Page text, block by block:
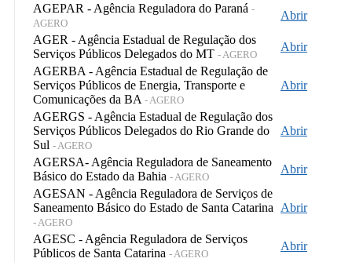
AGEPAR - Agência Reguladora do Paraná -
AGERO
Abrir
AGER - Agência Estadual de Regulação dos
Serviços Públicos Delegados do MT - AGERO
Abrir
AGERBA - Agência Estadual de Regulação de
Serviços Públicos de Energia, Transporte e
Comunicações da BA - AGERO
Abrir
AGERGS - Agência Estadual de Regulação dos
Serviços Públicos Delegados do Rio Grande do
Sul - AGERO
Abrir
AGERSA- Agência Reguladora de Saneamento
Básico do Estado da Bahia - AGERO
Abrir
AGESAN - Agência Reguladora de Serviços de
Saneamento Básico do Estado de Santa Catarina
- AGERO
Abrir
AGESC - Agência Reguladora de Serviços
Públicos de Santa Catarina - AGERO
Abrir